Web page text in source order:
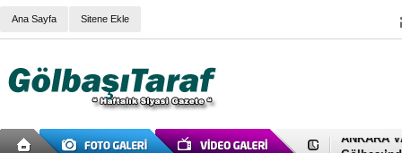
Ana Sayfa Sitene Ekle